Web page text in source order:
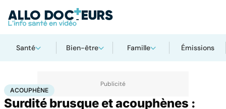
Santé Bien-être Famille Émissions
AccueilSantéAcouphène
ACOUPHÈNE
Surdité brusque et acouphènes :